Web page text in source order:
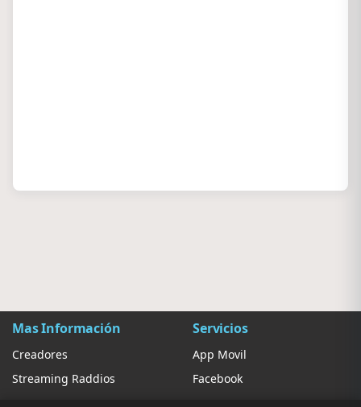
Mas Información
Creadores
Streaming Raddios
Servicios
App Movil
Facebook